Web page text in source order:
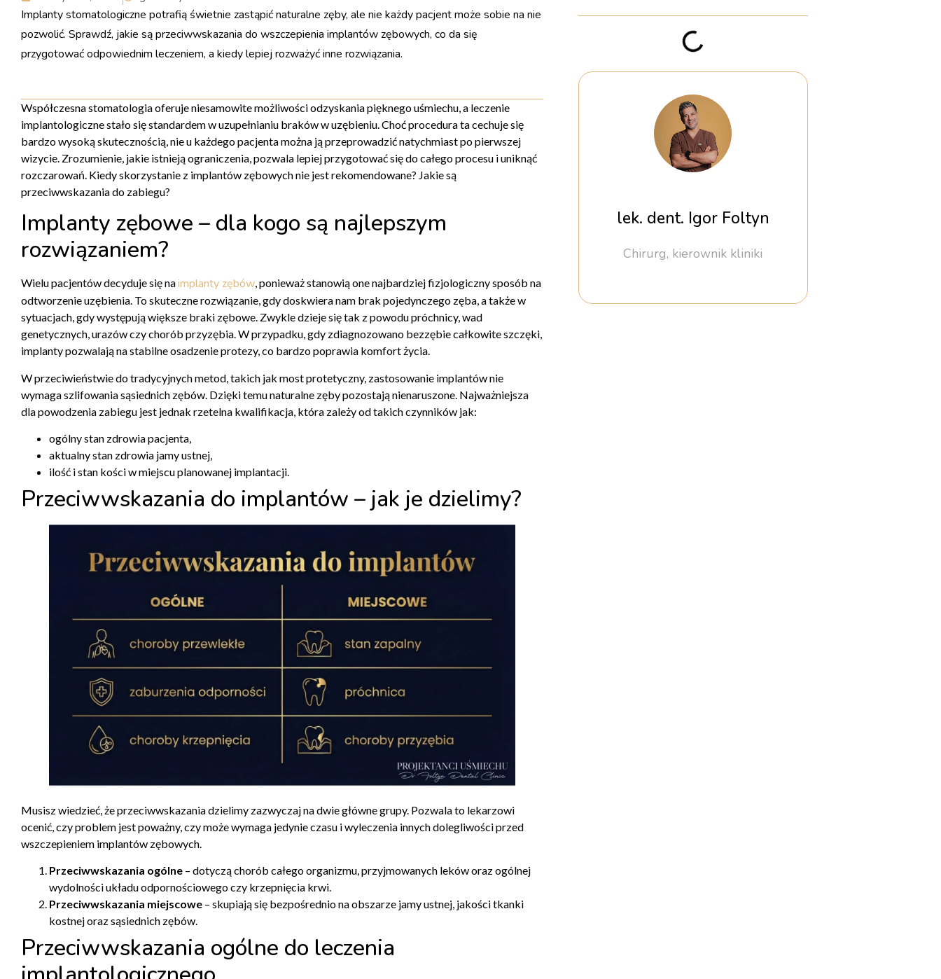
Implanty stomatologiczne potrafią świetnie zastąpić naturalne zęby, ale nie każdy pacjent może sobie na nie
pozwolić. Sprawdź, jakie są przeciwwskazania do wszczepienia implantów zębowych, co da się
przygotować odpowiednim leczeniem, a kiedy lepiej rozważyć inne rozwiązania.
Współczesna stomatologia oferuje niesamowite możliwości odzyskania pięknego uśmiechu, a leczenie
implantologiczne stało się standardem w uzupełnianiu braków w uzębieniu. Choć procedura ta cechuje się
bardzo wysoką skutecznością, nie u każdego pacjenta można ją przeprowadzić natychmiast po pierwszej
wizycie. Zrozumienie, jakie istnieją ograniczenia, pozwala lepiej przygotować się do całego procesu i uniknąć
rozczarowań. Kiedy skorzystanie z implantów zębowych nie jest rekomendowane? Jakie są
przeciwwskazania do zabiegu?
Implanty zębowe – dla kogo są najlepszym
rozwiązaniem?
Wielu pacjentów decyduje się naimplanty zębów, ponieważ stanowią one najbardziej fizjologiczny sposób na
odtworzenie uzębienia. To skuteczne rozwiązanie, gdy doskwiera nam brak pojedynczego zęba, a także w
sytuacjach, gdy występują większe braki zębowe. Zwykle dzieje się tak z powodu próchnicy, wad
genetycznych, urazów czy chorób przyzębia. W przypadku, gdy zdiagnozowano bezzębie całkowite szczęki,
implanty pozwalają na stabilne osadzenie protezy, co bardzo poprawia komfort życia.
W przeciwieństwie do tradycyjnych metod, takich jak most protetyczny, zastosowanie implantów nie
wymaga szlifowania sąsiednich zębów. Dzięki temu naturalne zęby pozostają nienaruszone. Najważniejsza
dla powodzenia zabiegu jest jednak rzetelna kwalifikacja, która zależy od takich czynników jak:
ogólny stan zdrowia pacjenta,
aktualny stan zdrowia jamy ustnej,
ilość i stan kości w miejscu planowanej implantacji.
Przeciwwskazania do implantów – jak je dzielimy?
Musisz wiedzieć, że przeciwwskazania dzielimy zazwyczaj na dwie główne grupy. Pozwala to lekarzowi
ocenić, czy problem jest poważny, czy może wymaga jedynie czasu i wyleczenia innych dolegliwości przed
wszczepieniem implantów zębowych.
Przeciwwskazania ogólne – dotyczą chorób całego organizmu, przyjmowanych leków oraz ogólnej
wydolności układu odpornościowego czy krzepnięcia krwi.
Przeciwwskazania miejscowe – skupiają się bezpośrednio na obszarze jamy ustnej, jakości tkanki
kostnej oraz sąsiednich zębów.
Przeciwwskazania ogólne do leczenia
lek. dent. Igor Foltyn
Chirurg, kierownik kliniki